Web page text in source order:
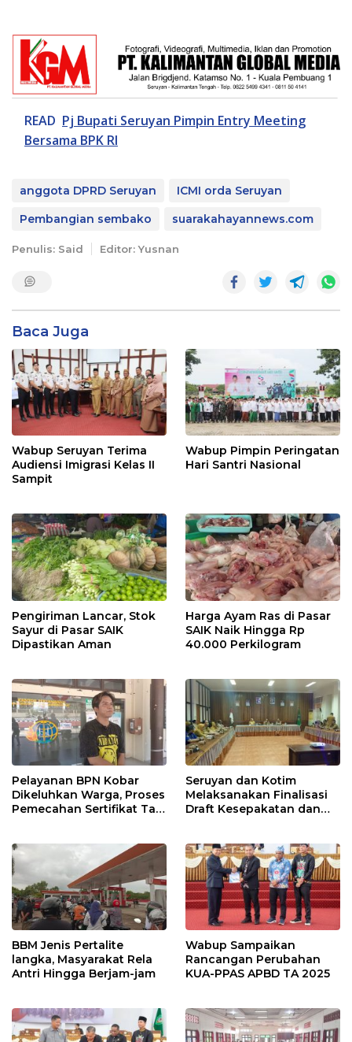
READ Pj Bupati Seruyan Pimpin Entry Meeting
Bersama BPK RI
anggota DPRD Seruyan
ICMI orda Seruyan
Pembangian sembako
suarakahayannews.com
Penulis: Said Editor: Yusnan
Baca Juga
Wabup Seruyan Terima
Audiensi Imigrasi Kelas II
Sampit
Wabup Pimpin Peringatan
Hari Santri Nasional
Pengiriman Lancar, Stok
Sayur di Pasar SAIK
Dipastikan Aman
Harga Ayam Ras di Pasar
SAIK Naik Hingga Rp
40.000 Perkilogram
Pelayanan BPN Kobar
Dikeluhkan Warga, Proses
Pemecahan Sertifikat Tak
Seruyan dan Kotim
Melaksanakan Finalisasi
Draft Kesepakatan dan
BBM Jenis Pertalite
langka, Masyarakat Rela
Antri Hingga Berjam-jam
Wabup Sampaikan
Rancangan Perubahan
KUA-PPAS APBD TA 2025